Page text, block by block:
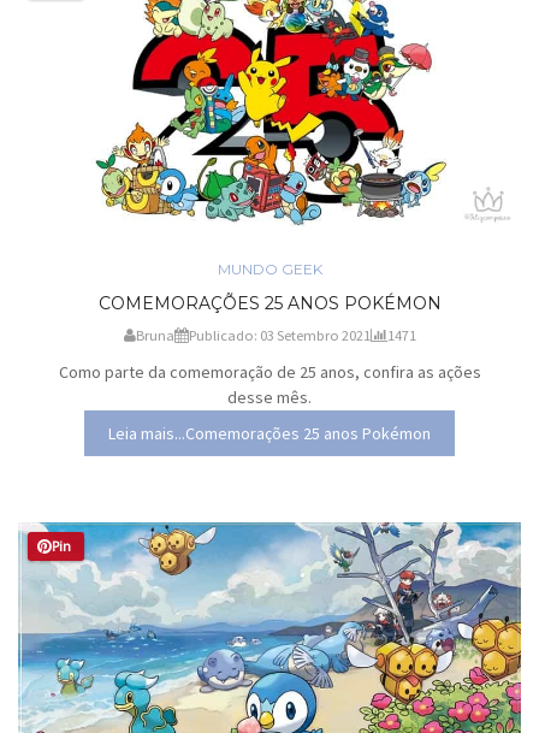
MUNDO GEEK
COMEMORAÇÕES 25 ANOS POKÉMON
Bruna Publicado: 03 Setembro 2021 1471
Como parte da comemoração de 25 anos, confira as ações
desse mês.
Leia mais...Comemorações 25 anos Pokémon
Pin